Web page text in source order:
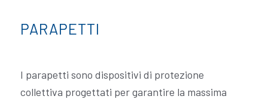
PARAPETTI
I parapetti sono dispositivi di protezione
collettiva progettati per garantire la massima